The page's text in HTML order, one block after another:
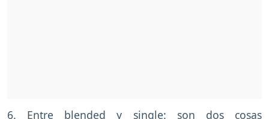
6. Entre blended y single: son dos cosas